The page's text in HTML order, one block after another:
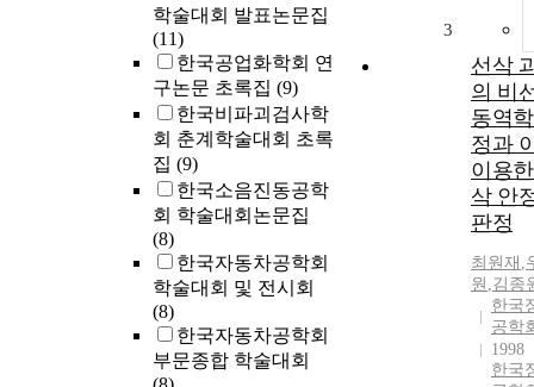
학술대회 발표논문집
(11)
한국공업화학회 연
구논문 초록집 (9)
한국비파괴검사학
회 춘계학술대회 초록
집 (9)
한국소음진동공학
회 학술대회논문집
(8)
한국자동차공학회
학술대회 및 전시회
(8)
한국자동차공학회
부문종합 학술대회
3
선삭
의 비
동역
정과
이용
삭 안
판정
최원재 ,
원 ,김종
한국
공학
1998
한국